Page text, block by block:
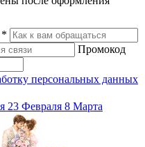
*
Промокод
персональных данных
23 Февраля 8 Марта